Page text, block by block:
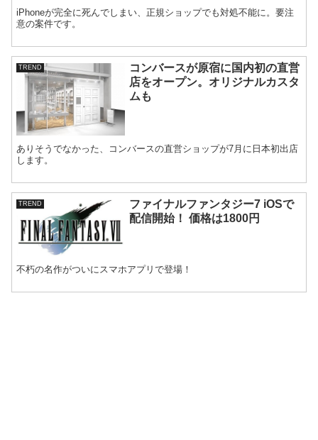
iPhoneが完全に死んでしまい、正規ショップでも対処不能に。要注
意の案件です。
TREND
コンバースが原宿に国内初の直営
店をオープン。オリジナルカスタ
ムも
ありそうでなかった、コンバースの直営ショップが7月に日本初出店
します。
TREND
ファイナルファンタジー7 iOSで
配信開始！ 価格は1800円
不朽の名作がついにスマホアプリで登場！